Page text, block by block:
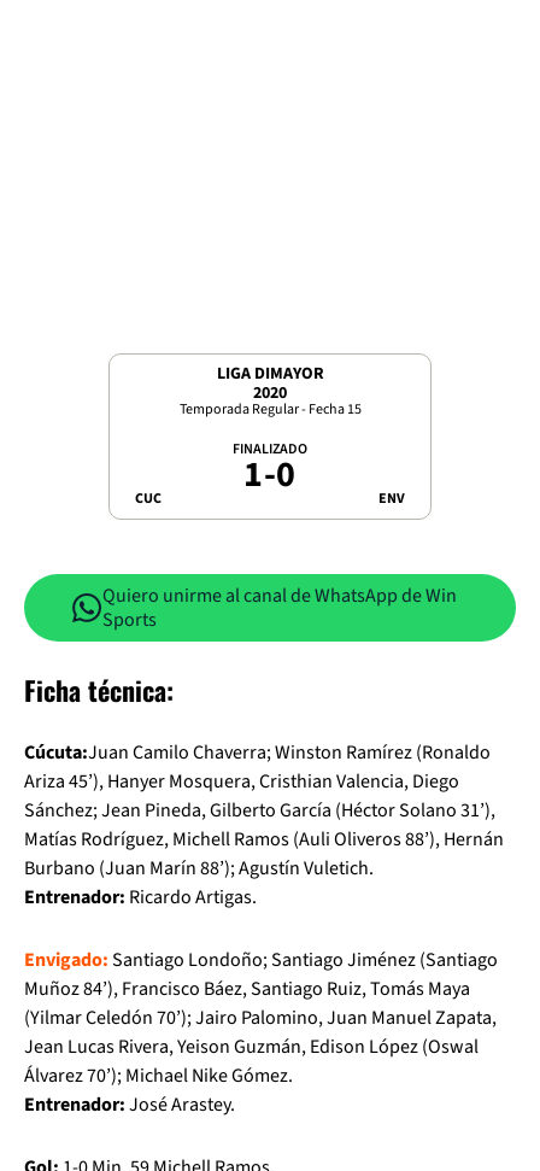
LIGA DIMAYOR
2020
Temporada Regular - Fecha 15
CUC
FINALIZADO
1-0 ENV
Quiero unirme al canal de WhatsApp de Win
Sports
Ficha técnica:
Cúcuta:Juan Camilo Chaverra; Winston Ramírez (Ronaldo
Ariza 45’), Hanyer Mosquera, Cristhian Valencia, Diego
Sánchez; Jean Pineda, Gilberto García (Héctor Solano 31’),
Matías Rodríguez, Michell Ramos (Auli Oliveros 88’), Hernán
Burbano (Juan Marín 88’); Agustín Vuletich.
Entrenador: Ricardo Artigas.
Envigado:Santiago Londoño; Santiago Jiménez (Santiago
Muñoz 84’), Francisco Báez, Santiago Ruiz, Tomás Maya
(Yilmar Celedón 70’); Jairo Palomino, Juan Manuel Zapata,
Jean Lucas Rivera, Yeison Guzmán, Edison López (Oswal
Álvarez 70’); Michael Nike Gómez.
Entrenador:José Arastey.